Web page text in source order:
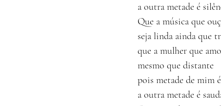
a outra metade é
Que a música que
seja linda ainda que
que a mulher que
mesmo que distante
pois metade de mim
a outra metade é